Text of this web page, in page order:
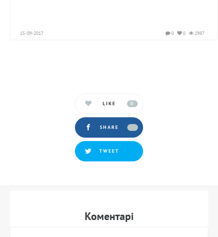
15-09-2017 2987
0
0
LIKE 0
SHARE
TWEET
Коментарi